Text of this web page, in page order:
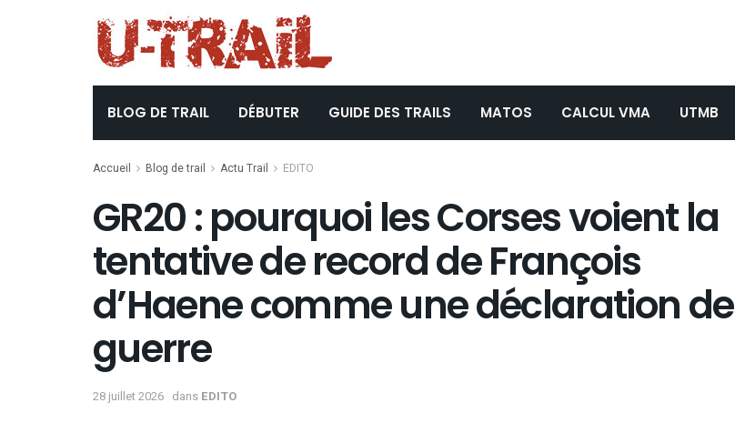
BLOG DE TRAIL DÉBUTER GUIDE DES TRAILS MATOS CALCUL VMA UTMB
Accueil Blog de trail Actu Trail EDITO
GR20 : pourquoi les Corses voient la
tentative de record de François
d’Haene comme une déclaration de
guerre
28 juillet 2026 dans EDITO